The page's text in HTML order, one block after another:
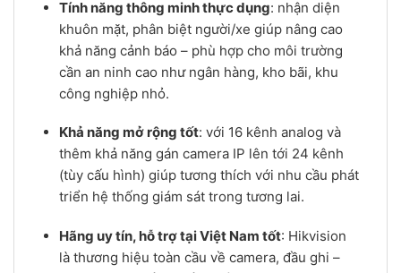
Tính năng thông minh thực dụng: nhận diện
khuôn mặt, phân biệt người/xe giúp nâng cao
khả năng cảnh báo – phù hợp cho môi trường
cần an ninh cao như ngân hàng, kho bãi, khu
công nghiệp nhỏ.
Khả năng mở rộng tốt: với 16 kênh analog và
thêm khả năng gán camera IP lên tới 24 kênh
(tùy cấu hình) giúp tương thích với nhu cầu phát
triển hệ thống giám sát trong tương lai.
Hãng uy tín, hỗ trợ tại Việt Nam tốt: Hikvision
là thương hiệu toàn cầu về camera, đầu ghi –